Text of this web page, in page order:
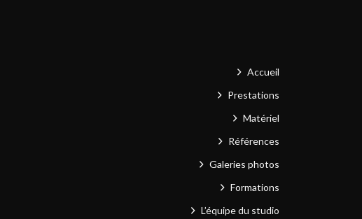
Accueil
Prestations
Matériel
Références
Galeries photos
Formations
L’équipe du studio